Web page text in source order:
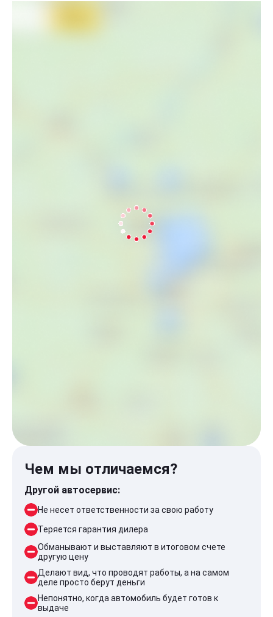
Чем мы отличаемся?
Другой автосервис:
Не несет ответственности за свою работу
Теряется гарантия дилера
Обманывают и выставляют в итоговом счете
другую цену
Делают вид, что проводят работы, а на самом
деле просто берут деньги
Непонятно, когда автомобиль будет готов к
выдаче